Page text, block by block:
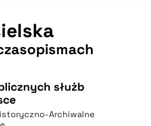
służb
Archiwalne